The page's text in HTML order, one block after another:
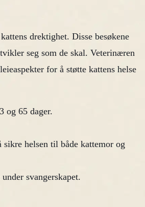
drektighet. Disse besøkene
seg som de skal. Veterinæren
for å støtte kattens helse
og 65 dager.
helsen til både kattemor og
svangerskapet.